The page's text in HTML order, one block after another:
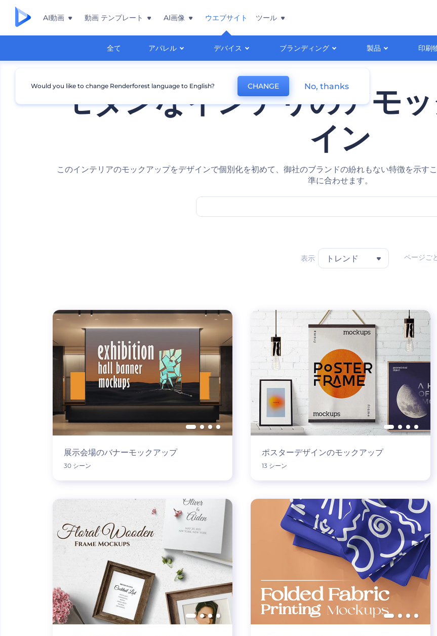
AI動画 動画 テンプレート AI画像 ウエブサイト
全て アパレル デバイス ブランディング 製品 印刷
ツール
モダンなインテリのアモ
イン
このインテリアのモックアップをデザインで個別化を初めて、御社のブランドの紛れもない特徴を示す
準に合わせます。
表示 トレンド ページご
展示会場のバナーモックアップ
30 シーン
ポスターデザインのモックアップ
13 シーン
Would you like to change Renderforest language to English? CHANGE No, thanks